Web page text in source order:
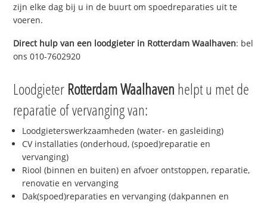
zijn elke dag bij u in de buurt om spoedreparaties uit te
voeren.
Direct hulp van een loodgieter in Rotterdam Waalhaven: bel
ons 010-7602920
Loodgieter Rotterdam Waalhaven helpt u met de
reparatie of vervanging van:
Loodgieterswerkzaamheden (water- en gasleiding)
CV installaties (onderhoud, (spoed)reparatie en
vervanging)
Riool (binnen en buiten) en afvoer ontstoppen, reparatie,
renovatie en vervanging
Dak(spoed)reparaties en vervanging (dakpannen en